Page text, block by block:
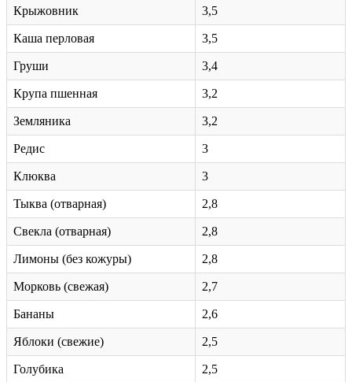
Крыжовник 3,5
Каша перловая 3,5
Груши 3,4
Крупа пшенная 3,2
Земляника 3,2
Редис 3
Клюква 3
Тыква (отварная) 2,8
Свекла (отварная) 2,8
Лимоны (без кожуры) 2,8
Морковь (свежая) 2,7
Бананы 2,6
Яблоки (свежие) 2,5
Голубика 2,5